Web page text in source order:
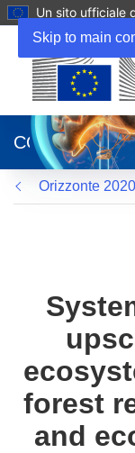
Skip to main
Un sito ufficiale
apre
in
una
nuova
finestra)
CORDIS
Orizzonte 2020
forest
and